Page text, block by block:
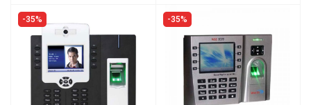
35% 35%